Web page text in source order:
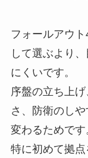
フォールアウ
して選ぶより
にくいです。
序盤の立ち上
さ、防衛のし
変わるためです
特に初めて拠